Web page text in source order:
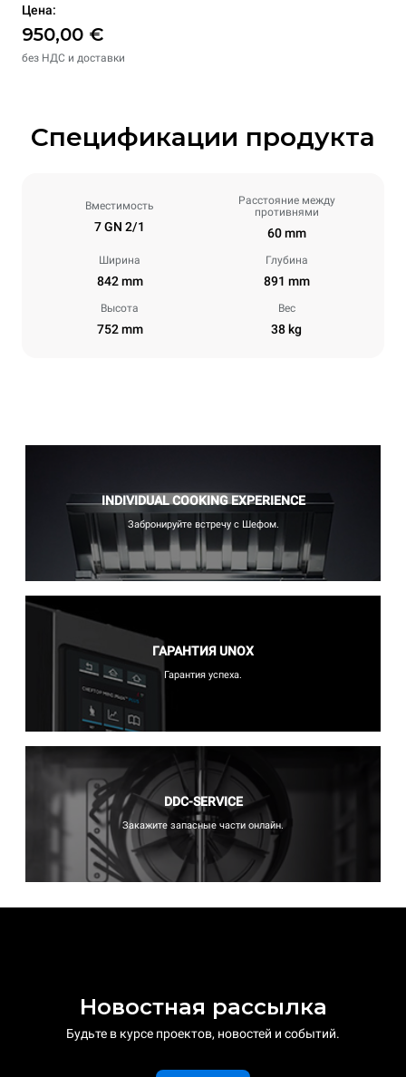
Цена:
950,00 €
без НДС и доставки
Спецификации продукта
Вместимость
7 GN 2/1
Расстояние между
противнями
60 mm
Ширина
842 mm
Глубина
891 mm
Высота
752 mm
Вес
38 kg
INDIVIDUAL COOKING EXPERIENCE
Забронируйте встречу с Шефом.
ГАРАНТИЯ UNOX
Гарантия успеха.
DDC-SERVICE
Закажите запасные части онлайн.
Новостная рассылка
Будьте в курсе проектов, новостей и событий.